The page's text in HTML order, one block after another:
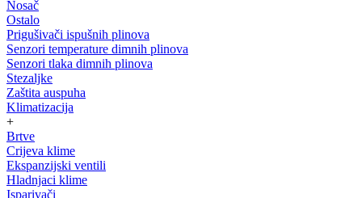
Nosač
Ostalo
Prigušivači ispušnih plinova
Senzori temperature dimnih plinova
Senzori tlaka dimnih plinova
Stezaljke
Zaštita auspuha
Klimatizacija
+
Brtve
Crijeva klime
Ekspanzijski ventili
Hladnjaci klime
Isparivači